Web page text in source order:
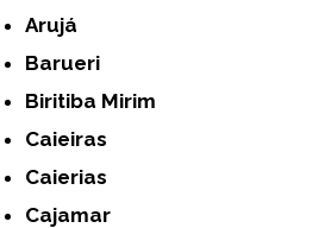
Arujá
Barueri
Biritiba Mirim
Caieiras
Caierias
Cajamar